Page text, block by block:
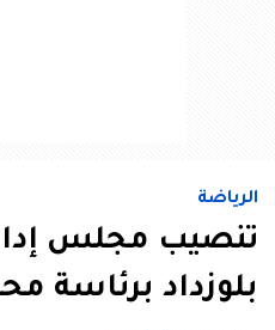
الرياضة
تنصيب مجلس
بلوزداد برئاسة